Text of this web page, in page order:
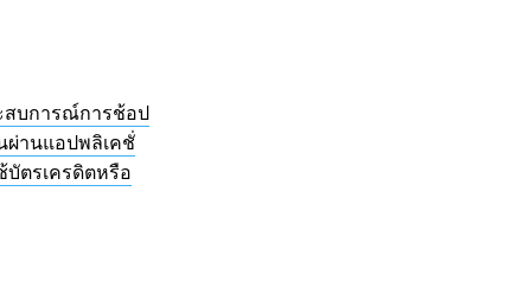
สบการณ์การช้อป
ผ่านแอปพลิเคชั่
บัตรเครดิตหรือ